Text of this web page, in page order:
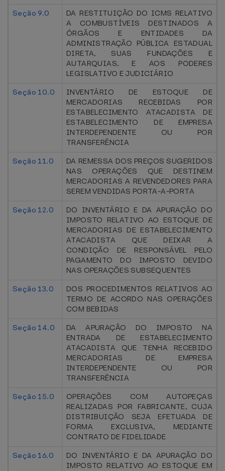
Seção 9.0
DA RESTITUIÇÃO DO ICMS RELATIVO
A COMBUSTÍVEIS DESTINADOS A
ÓRGÃOS E ENTIDADES DA
ADMINISTRAÇÃO PÚBLICA ESTADUAL
DIRETA, SUAS FUNDAÇÕES E
AUTARQUIAS, E AOS PODERES
LEGISLATIVO E JUDICIÁRIO
Seção 10.0
INVENTÁRIO DE ESTOQUE DE
MERCADORIAS RECEBIDAS POR
ESTABELECIMENTO ATACADISTA DE
ESTABELECIMENTO DE EMPRESA
INTERDEPENDENTE OU POR
TRANSFERÊNCIA
Seção 11.0
DA REMESSA DOS PREÇOS SUGERIDOS
NAS OPERAÇÕES QUE DESTINEM
MERCADORIAS A REVENDEDORES PARA
SEREM VENDIDAS PORTA-A-PORTA
Seção 12.0
DO INVENTÁRIO E DA APURAÇÃO DO
IMPOSTO RELATIVO AO ESTOQUE DE
MERCADORIAS DE ESTABELECIMENTO
ATACADISTA QUE DEIXAR A
CONDIÇÃO DE RESPONSÁVEL PELO
PAGAMENTO DO IMPOSTO DEVIDO
NAS OPERAÇÕES SUBSEQUENTES
Seção 13.0
DOS PROCEDIMENTOS RELATIVOS AO
TERMO DE ACORDO NAS OPERAÇÕES
COM BEBIDAS
Seção 14.0
DA APURAÇÃO DO IMPOSTO NA
ENTRADA DE ESTABELECIMENTO
ATACADISTA QUE TENHA RECEBIDO
MERCADORIAS DE EMPRESA
INTERDEPENDENTE OU POR
TRANSFERÊNCIA
Seção 15.0
OPERAÇÕES COM AUTOPEÇAS
REALIZADAS POR FABRICANTE, CUJA
DISTRIBUIÇÃO SEJA EFETUADA DE
FORMA EXCLUSIVA, MEDIANTE
CONTRATO DE FIDELIDADE
Seção 16.0
DO INVENTÁRIO E DA APURAÇÃO DO
IMPOSTO RELATIVO AO ESTOQUE EM